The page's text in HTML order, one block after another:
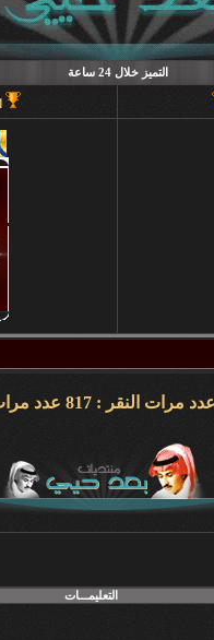
التميز خلال 24 ساعة
التعليمـــات